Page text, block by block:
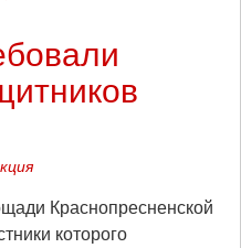
Краснопресненской
которого